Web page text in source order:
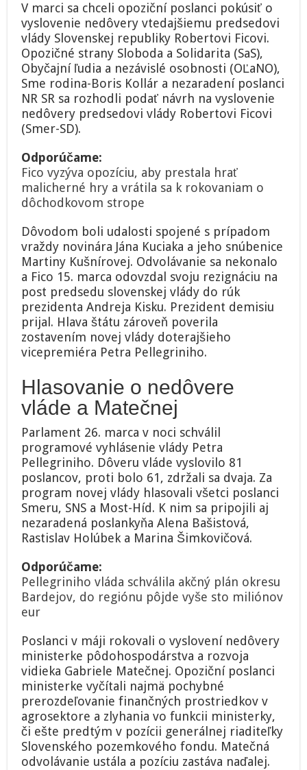
V marci sa chceli opoziční poslanci pokúsiť o
vyslovenie nedôvery vtedajšiemu predsedovi
vlády Slovenskej republiky Robertovi Ficovi.
Opozičné strany Sloboda a Solidarita (SaS),
Obyčajní ľudia a nezávislé osobnosti (OĽaNO),
Sme rodina-Boris Kollár a nezaradení poslanci
NR SR sa rozhodli podať návrh na vyslovenie
nedôvery predsedovi vlády Robertovi Ficovi
(Smer-SD).
Odporúčame:
Fico vyzýva opozíciu, aby prestala hrať
malicherné hry a vrátila sa k rokovaniam o
dôchodkovom strope
Dôvodom boli udalosti spojené s prípadom
vraždy novinára Jána Kuciaka a jeho snúbenice
Martiny Kušnírovej. Odvolávanie sa nekonalo
a Fico 15. marca odovzdal svoju rezignáciu na
post predsedu slovenskej vlády do rúk
prezidenta Andreja Kisku. Prezident demisiu
prijal. Hlava štátu zároveň poverila
zostavením novej vlády doterajšieho
vicepremiéra Petra Pellegriniho.
Hlasovanie o nedôvere
vláde a Matečnej
Parlament 26. marca v noci schválil
programové vyhlásenie vlády Petra
Pellegriniho. Dôveru vláde vyslovilo 81
poslancov, proti bolo 61, zdržali sa dvaja. Za
program novej vlády hlasovali všetci poslanci
Smeru, SNS a Most-Híd. K nim sa pripojili aj
nezaradená poslankyňa Alena Bašistová,
Rastislav Holúbek a Marina Šimkovičová.
Odporúčame:
Pellegriniho vláda schválila akčný plán okresu
Bardejov, do regiónu pôjde vyše sto miliónov
eur
Poslanci v máji rokovali o vyslovení nedôvery
ministerke pôdohospodárstva a rozvoja
vidieka Gabriele Matečnej. Opoziční poslanci
ministerke vyčítali najmä pochybné
prerozdeľovanie finančných prostriedkov v
agrosektore a zlyhania vo funkcii ministerky,
či ešte predtým v pozícii generálnej riaditeľky
Slovenského pozemkového fondu. Matečná
odvolávanie ustála a pozíciu zastáva naďalej.